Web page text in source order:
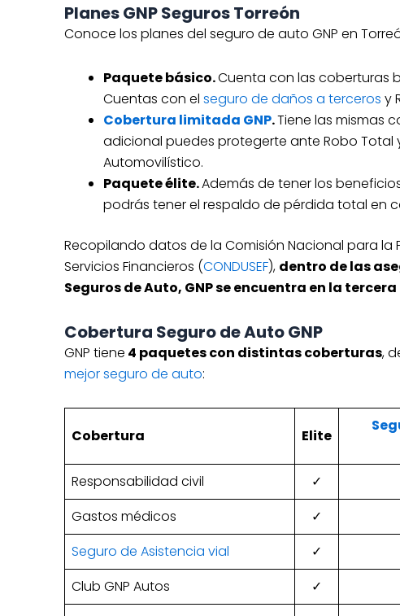
Planes GNP Seguros Torreón
Conoce los planes del seguro de auto GNP en
Paquete básico.Cuenta con las coberturas
Cuentas con el seguro de daños a terceros y
Cobertura limitada GNP.Tiene las mismas
adicional puedes protegerte ante Robo Total
Automovilístico.
Paquete élite.Además de tener los
podrás tener el respaldo de pérdida total en
Recopilando datos de la Comisión Nacional para la
Servicios Financieros (CONDUSEF), dentro de las
Seguros de Auto, GNP se encuentra en la
Cobertura Seguro de Auto GNP
GNP tiene 4 paquetes con distintas coberturas,
mejor seguro de auto:
Cobertura Elite
Responsabilidad civil ✓
Gastos médicos
✓
Seguro de Asistencia vial
✓
Club GNP Autos
✓